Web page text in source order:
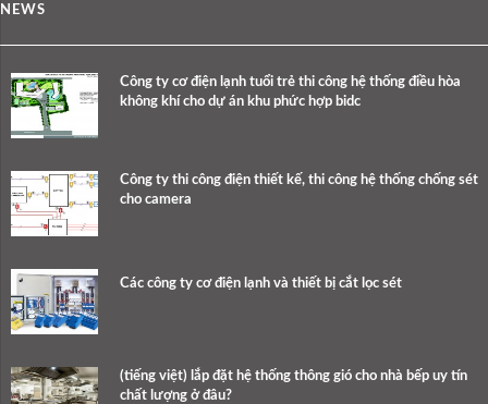
NEWS
Công ty cơ điện lạnh tuổi trẻ thi công hệ thống điều hòa
không khí cho dự án khu phức hợp bidc
Công ty thi công điện thiết kế, thi công hệ thống chống sét
cho camera
Các công ty cơ điện lạnh và thiết bị cắt lọc sét
(tiếng việt) lắp đặt hệ thống thông gió cho nhà bếp uy tín
chất lượng ở đâu?